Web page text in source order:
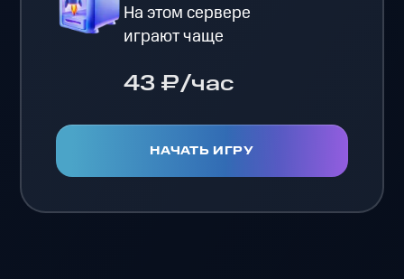
На этом сервере
играют чаще
43 ₽/час
НАЧАТЬ ИГРУ